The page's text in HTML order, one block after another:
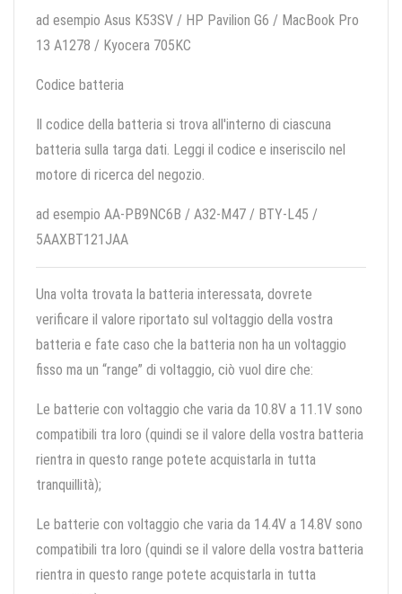
ad esempio Asus K53SV / HP Pavilion G6 / MacBook Pro
13 A1278 / Kyocera 705KC
Codice batteria
Il codice della batteria si trova all'interno di ciascuna
batteria sulla targa dati. Leggi il codice e inseriscilo nel
motore di ricerca del negozio.
ad esempio AA-PB9NC6B / A32-M47 / BTY-L45 /
5AAXBT121JAA
Una volta trovata la batteria interessata, dovrete
verificare il valore riportato sul voltaggio della vostra
batteria e fate caso che la batteria non ha un voltaggio
fisso ma un “range” di voltaggio, ciò vuol dire che:
Le batterie con voltaggio che varia da 10.8V a 11.1V sono
compatibili tra loro (quindi se il valore della vostra batteria
rientra in questo range potete acquistarla in tutta
tranquillità);
Le batterie con voltaggio che varia da 14.4V a 14.8V sono
compatibili tra loro (quindi se il valore della vostra batteria
rientra in questo range potete acquistarla in tutta